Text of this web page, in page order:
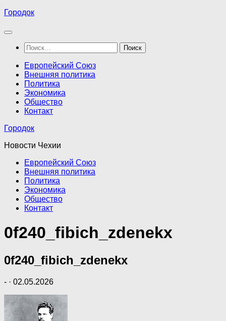
Перейти
содержимому
Городок
Найти:
Европейский Союз
Внешняя политика
Политика
Экономика
Общество
Контакт
Городок
Новости Чехии
Европейский Союз
Внешняя политика
Политика
Экономика
Общество
Контакт
0f240_fibich_zdenekx
0f240_fibich_zdenekx
- · 02.05.2026